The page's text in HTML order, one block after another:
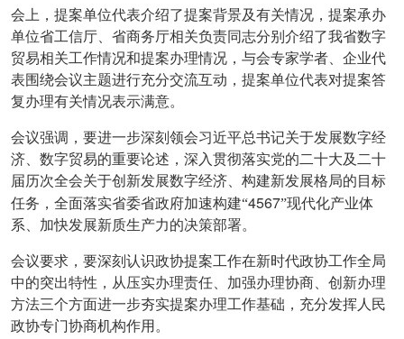
会上，提案单位代表介绍了提案背景及有关情况，提案承办
单位省工信厅、省商务厅相关负责同志分别介绍了我省数字
贸易相关工作情况和提案办理情况，与会专家学者、企业代
表围绕会议主题进行充分交流互动，提案单位代表对提案答
复办理有关情况表示满意。
会议强调，要进一步深刻领会习近平总书记关于发展数字经
济、数字贸易的重要论述，深入贯彻落实党的二十大及二十
届历次全会关于创新发展数字经济、构建新发展格局的目标
任务，全面落实省委省政府加速构建“4567”现代化产业体
系、加快发展新质生产力的决策部署。
会议要求，要深刻认识政协提案工作在新时代政协工作全局
中的突出特性，从压实办理责任、加强办理协商、创新办理
方法三个方面进一步夯实提案办理工作基础，充分发挥人民
政协专门协商机构作用。